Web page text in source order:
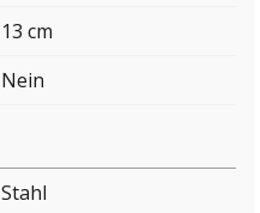
13 cm
Nein
Stahl